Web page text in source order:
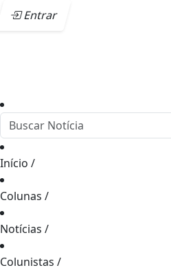
Entrar
Início /
Colunas /
Notícias /
Colunistas /